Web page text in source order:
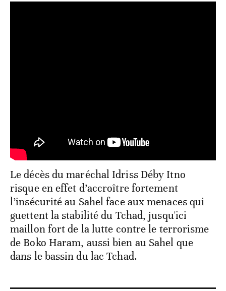
Le décès du maréchal Idriss Déby Itno
risque en effet d’accroître fortement
l’insécurité au Sahel face aux menaces qui
guettent la stabilité du Tchad, jusqu'ici
maillon fort de la lutte contre le terrorisme
de Boko Haram, aussi bien au Sahel que
dans le bassin du lac Tchad.